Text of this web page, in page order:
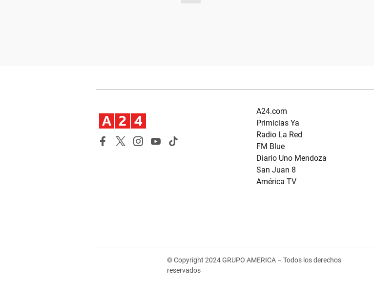
A24.com
Primicias Ya
Radio La Red
FM Blue
Diario Uno Mendoza
San Juan 8
América TV
© Copyright 2024 GRUPO AMERICA – Todos los derechos
reservados